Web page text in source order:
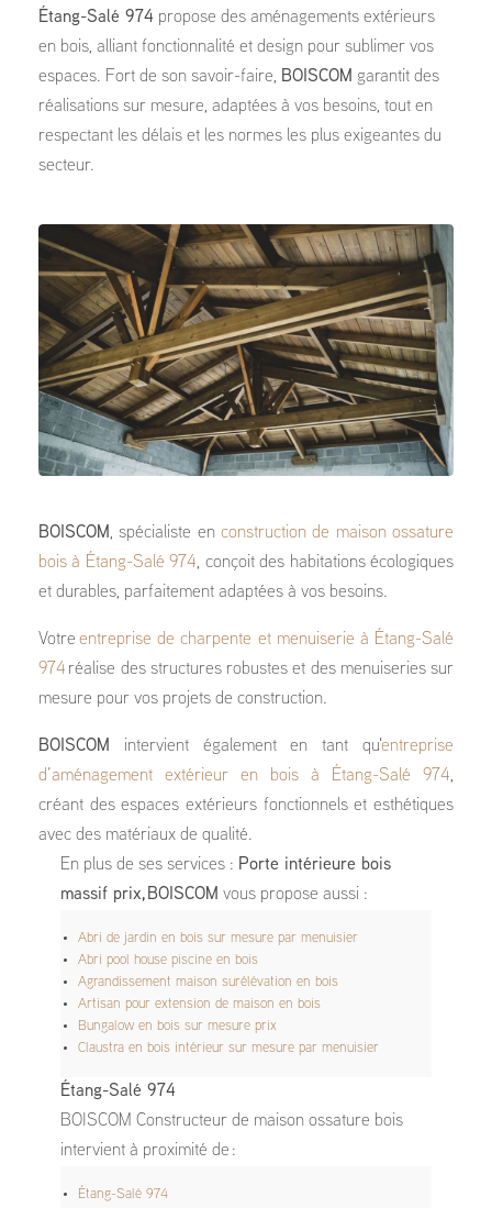
Étang-Salé 974 propose des aménagements extérieurs
en bois, alliant fonctionnalité et design pour sublimer vos
espaces. Fort de son savoir-faire, BOISCOM garantit des
réalisations sur mesure, adaptées à vos besoins, tout en
respectant les délais et les normes les plus exigeantes du
secteur.
BOISCOM , spécialiste en construction de maison ossature
bois à Étang-Salé 974, conçoit des habitations écologiques
et durables, parfaitement adaptées à vos besoins.
Votreentreprise de charpente et menuiserie à Étang-Salé
974 réalise des structures robustes et des menuiseries sur
mesure pour vos projets de construction.
BOISCOM intervient également en tant qu'entreprise
d’aménagement extérieur en bois à Étang-Salé 974,
créant des espaces extérieurs fonctionnels et esthétiques
avec des matériaux de qualité.
En plus de ses services : Porte intérieure bois
massif prix, BOISCOM vous propose aussi :
Abri de jardin en bois sur mesure par menuisier
Abri pool house piscine en bois
Agrandissement maison surélévation en bois
Artisan pour extension de maison en bois
Bungalow en bois sur mesure prix
Claustra en bois intérieur sur mesure par menuisier
Étang-Salé 974
BOISCOM Constructeur de maison ossature bois
intervient à proximité de :
Étang-Salé 974